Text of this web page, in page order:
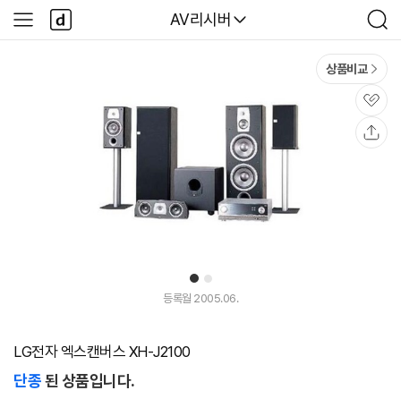
다나와
AV리시버
검
색
사
이
다
나
와
1 2
상품비교
관
심
등록월 2005.06.
LG전자 엑스캔버스 XH-J2100
단종된 상품입니다.